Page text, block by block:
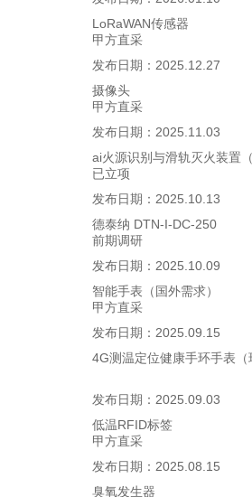
LoRaWAN传感器
甲方直采
发布日期： 2025.12.27
摄像头
甲方直采
发布日期： 2025.11.03
ai火源识别与滑轨灭火装置
已立项
发布日期： 2025.10.13
德泰纳 DTN-I-DC-250
前期调研
发布日期： 2025.10.09
智能手表（国外需求）
甲方直采
发布日期： 2025.09.15
4G测温定位健康手环手表（
发布日期： 2025.09.03
低温RFID标签
甲方直采
发布日期： 2025.08.15
臭氧发生器